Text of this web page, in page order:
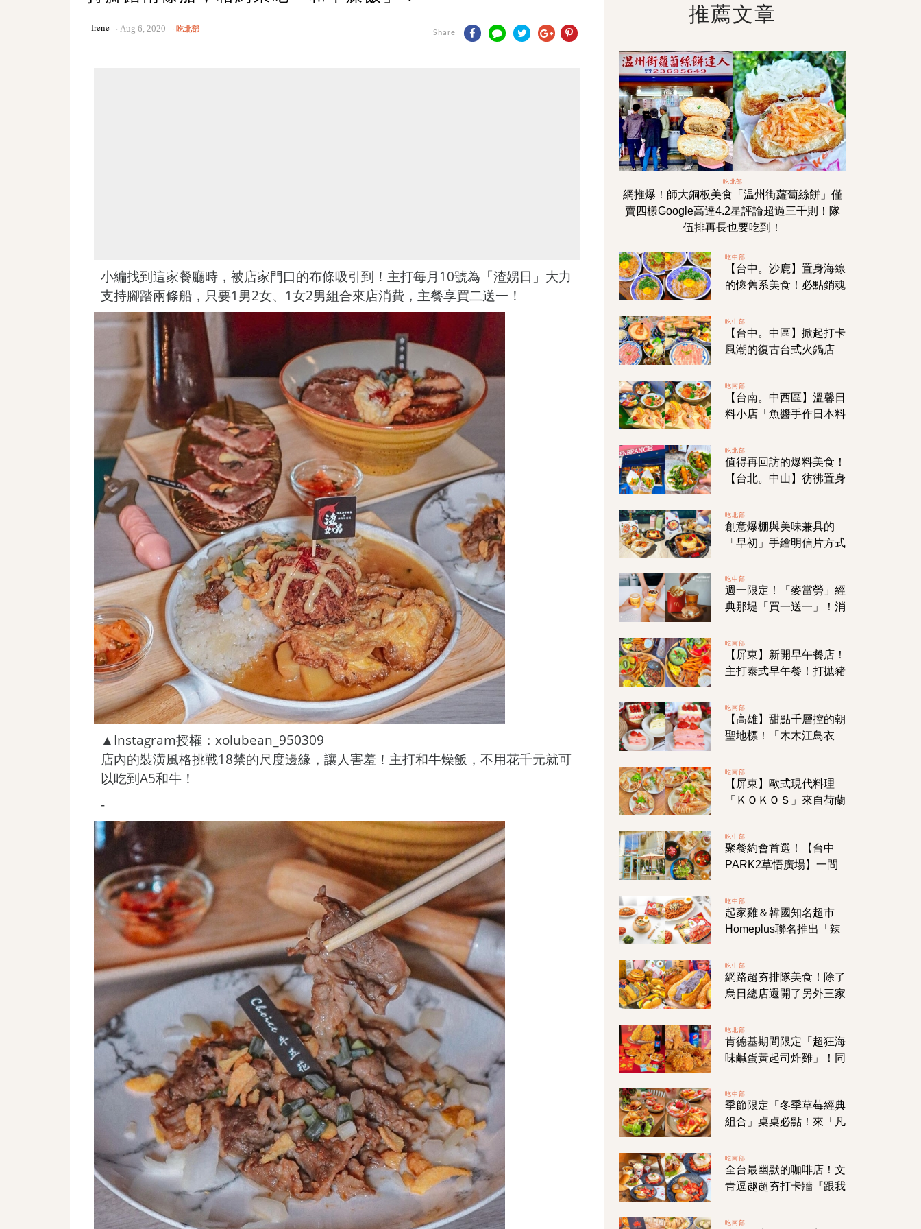
Irene Aug 6, 2020 吃北部 Share
小編找到這家餐廳時，被店家門口的布條吸引到！主打每月10號為「渣娚日」大力
支持腳踏兩條船，只要1男2女、1女2男組合來店消費，主餐享買二送一！
▲Instagram授權：xolubean_950309
店內的裝潢風格挑戰18禁的尺度邊緣，讓人害羞！主打和牛燥飯，不用花千元就可
以吃到A5和牛！
-
推薦文章
吃北部
網推爆！師大銅板美食「温州街蘿蔔絲餅」僅
賣四樣Google高達4.2星評論超過三千則！隊
伍排再長也要吃到！
吃中部
【台中。沙鹿】置身海線
的懷舊系美食！必點銷魂
味白麵條「拉仔麵」
吃中部
【台中。中區】掀起打卡
風潮的復古台式火鍋店
進口超美「景泰藍銅
鍋」！
吃南部
【台南。中西區】溫馨日
料小店「魚醬手作日本料
的好手藝！!
吃北部
值得再回訪的爆料美食！
【台北。中山】彷彿置身
打飽足系英式捲餅！
吃北部
創意爆棚與美味兼具的
「早初」手繪明信片方式
林系咖啡廳早午餐！
吃中部
週一限定！「麥當勞」經
典那堤「買一送一」！消
捲冰淇淋！
吃南部
【屏東】新開早午餐店！
主打泰式早午餐！打拋豬
番茄！來吃「飽嗝」不會
受罪喔！
吃南部
【高雄】甜點千層控的朝
聖地標！「木木江鳥衣
面的美味手作千層！
吃南部
【屏東】歐式現代料理
「ＫＯＫＯＳ」來自荷蘭
置身歐洲餐館！一週只營
業四天！
吃中部
聚餐約會首選！【台中
PARK2草悟廣場】一間
的「TOASTERiA CAFE
吐司利亞」！
吃中部
起家雞＆韓國知名超市
Homeplus聯名推出「辣
香辣Ｑ彈讓人欲罷不能一
口接一口！
吃中部
網路超夯排隊美食！除了
烏日總店還開了另外三家
心」多種口味擄獲你心！
吃北部
肯德基期間限定「超狂海
味鹹蛋黃起司炸雞」！同
典卡牌＆超限量紅包袋只
送不賣！１／１１限量開
賣！
吃中部
季節限定「冬季草莓經典
組合」桌桌必點！來「凡
【台中。西區】鄰近審計
新村的白屋老宅！
吃南部
全台最幽默的咖啡店！文
青逗趣超夯打卡牆『跟我
天去「那個那個咖啡」了
吃南部